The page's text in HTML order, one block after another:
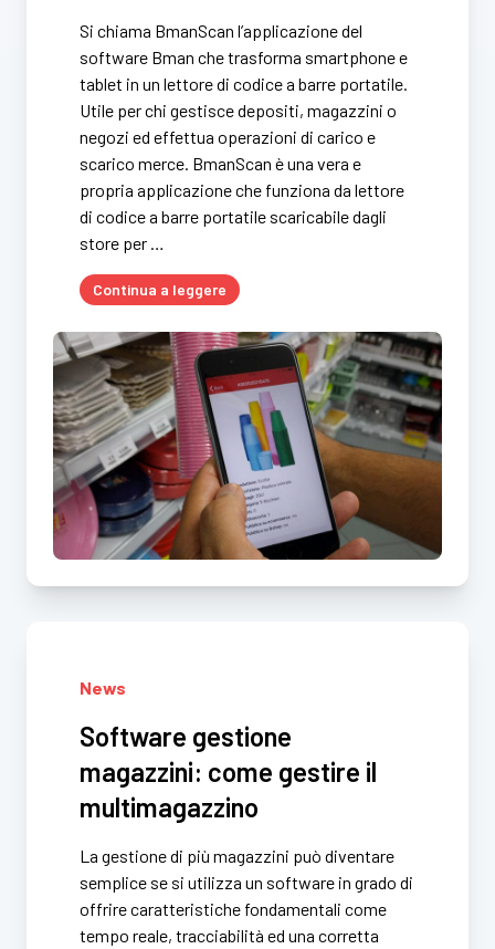
Si chiama BmanScan l’applicazione del
software Bman che trasforma smartphone e
tablet in un lettore di codice a barre portatile.
Utile per chi gestisce depositi, magazzini o
negozi ed effettua operazioni di carico e
scarico merce. BmanScan è una vera e
propria applicazione che funziona da lettore
di codice a barre portatile scaricabile dagli
store per …
Continua a leggere
News
Software gestione
magazzini: come gestire il
multimagazzino
La gestione di più magazzini può diventare
semplice se si utilizza un software in grado di
offrire caratteristiche fondamentali come
tempo reale, tracciabilità ed una corretta